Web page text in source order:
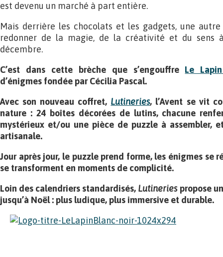
est devenu un marché à part entière.
Mais derrière les chocolats et les gadgets, une
redonner de la magie, de la créativité et du sens
décembre.
C’est dans cette brèche que s’engouffre Le
d’énigmes fondée par Cécilia Pascal.
Avec son nouveau coffret, Lutineries, l’Avent se vit
nature : 24 boîtes décorées de lutins, chacune
mystérieux et/ou une pièce de puzzle à assembler,
artisanale.
Jour après jour, le puzzle prend forme, les énigmes se
se transforment en moments de complicité.
Loin des calendriers standardisés, Lutineriespropose
jusqu’à Noël : plus ludique, plus immersive et durable.